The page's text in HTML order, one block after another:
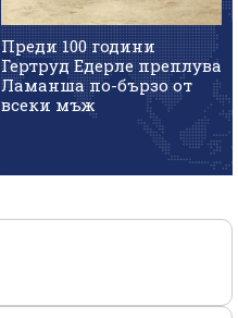
Преди 100 години
Гертруд Едерле преплува
Ламанша по-бързо от
всеки мъж